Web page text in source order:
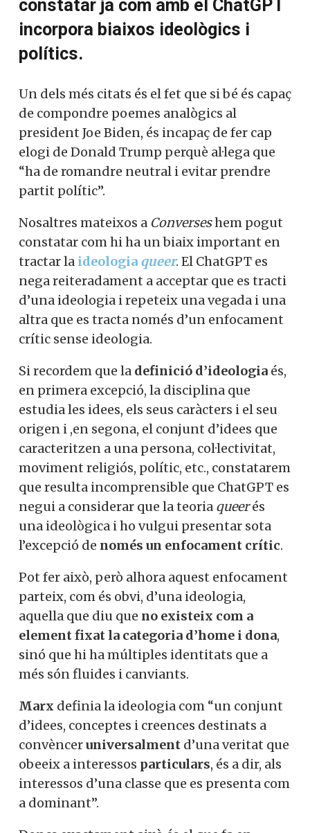
constatar ja com amb el ChatGPT
incorpora biaixos ideològics i
polítics.
Un dels més citats és el fet que si bé és capaç
de compondre poemes analògics al
president Joe Biden, és incapaç de fer cap
elogi de Donald Trump perquè al·lega que
“ha de romandre neutral i evitar prendre
partit polític”.
Nosaltres mateixos a Converseshem pogut
constatar com hi ha un biaix important en
tractar la ideologia queer. El ChatGPT es
nega reiteradament a acceptar que es tracti
d’una ideologia i repeteix una vegada i una
altra que es tracta només d’un enfocament
crític sense ideologia.
Si recordem que la definició d’ideologia és,
en primera excepció, la disciplina que
estudia les idees, els seus caràcters i el seu
origen i ,en segona, el conjunt d’idees que
caracteritzen a una persona, col·lectivitat,
moviment religiós, polític, etc., constatarem
que resulta incomprensible que ChatGPT es
negui a considerar que la teoria queerés
una ideològica i ho vulgui presentar sota
l’excepció de només un enfocament crític.
Pot fer això, però alhora aquest enfocament
parteix, com és obvi, d’una ideologia,
aquella que diu que no existeix com a
element fixat la categoria d’home i dona,
sinó que hi ha múltiples identitats que a
més són fluides i canviants.
Marx definia la ideologia com “un conjunt
d’idees, conceptes i creences destinats a
convènceruniversalment d’una veritat que
obeeix a interessos particulars, és a dir, als
interessos d’una classe que es presenta com
a dominant”.